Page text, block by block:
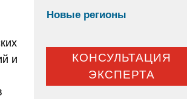
и
Новые регионы
КОНСУЛЬТАЦИЯ
ЭКСПЕРТА